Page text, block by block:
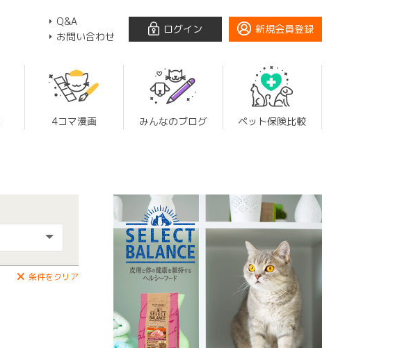
Q&A
お問い合わせ
ログイン 新規会員登録
4コマ漫画 みんなのブログ ペット保険比較
条件をクリア